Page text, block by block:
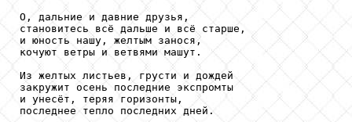
О, дальние и давние друзья,
становитесь всё дальше и всё старше,
и юность нашу, желтым занося,
кочуют ветры и ветвями машут.
Из желтых листьев, грусти и дождей
закружит осень последние экспромты
и унесёт, теряя горизонты,